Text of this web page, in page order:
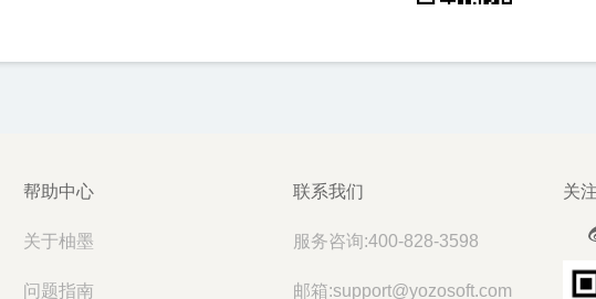
帮助中心
关于柚墨
问题指南
联系我们
服务咨询:400-828-3598
邮箱:support@yozosoft.com
关